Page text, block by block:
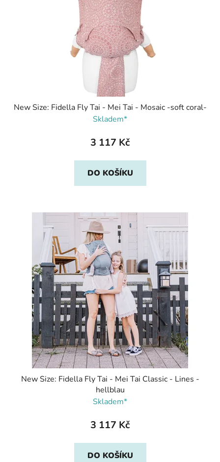
New Size: Fidella Fly Tai - Mei Tai - Mosaic -soft coral-
Skladem*
3 117 Kč
DO KOŠÍKU
New Size: Fidella Fly Tai - Mei Tai Classic - Lines -
hellblau
Skladem*
3 117 Kč
DO KOŠÍKU